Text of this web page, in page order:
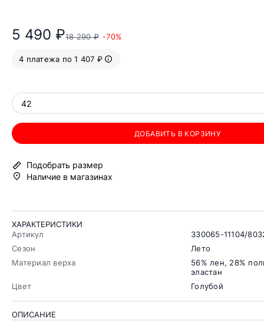
5 490 ₽18 290 ₽ -70%
4 платежа по 1 407 ₽
42
ДОБАВИТЬ В КОРЗИНУ
Подобрать размер
Наличие в магазинах
ХАРАКТЕРИСТИКИ
Артикул
330065-11104/
Сезон
Лето
Материал верха
56% лен, 28%
эластан
Цвет
Голубой
ОПИСАНИЕ